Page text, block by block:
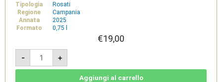
Tipologia
Rosati
Regione
Campania
Annata
2025
Formato
0,75 l
€19,00
-
Core
Rosa
-
IGT
+
Aggiungi al carrello